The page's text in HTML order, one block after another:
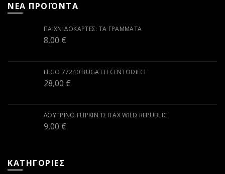
ΝΕΑ ΠΡΟΪΟΝΤΑ
ΠΑΙΧΝΙΔΟΚΆΡΤΕΣ: ΤΑ ΓΡΆΜΜΑΤΑ
8,00 €
LEGO 77240 BUGATTI CENTODIECI
28,00 €
ΛΟΎΤΡΙΝΟ FLIPKIN ΤΣΙΤΆΧ WILD REPUBLIC
9,00 €
ΚΑΤΗΓΟΡΙΕΣ